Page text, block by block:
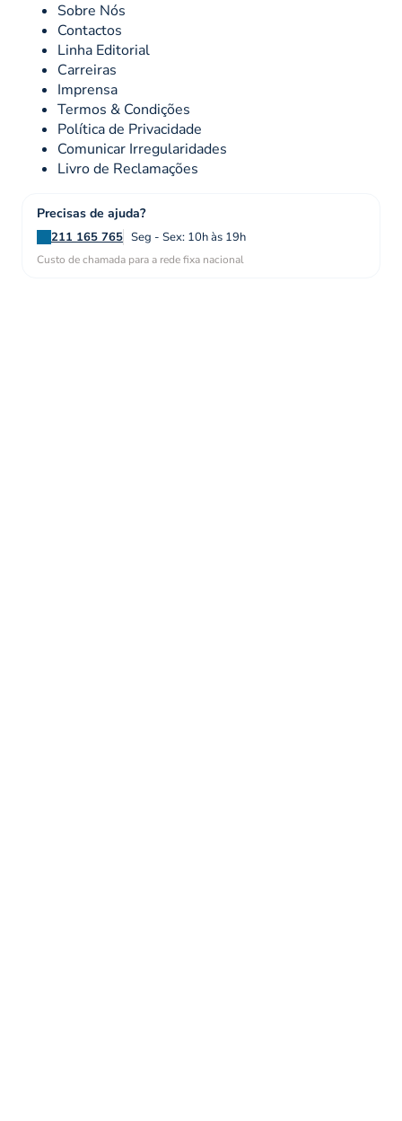
Sobre Nós
Contactos
Linha Editorial
Carreiras
Imprensa
Termos & Condições
Política de Privacidade
Comunicar Irregularidades
Livro de Reclamações
Precisas de ajuda?
211 165 765 Seg - Sex: 10h às 19h
Custo de chamada para a rede fixa nacional